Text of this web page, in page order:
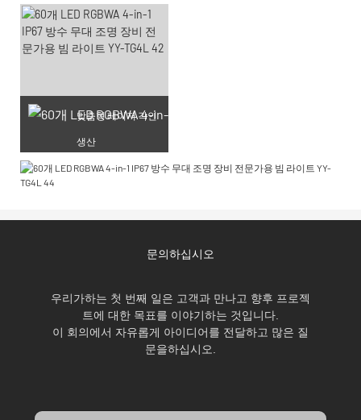
맞춤형 레이저 각인
생산
문의하십시오
우리가하는 첫 번째 일은 고객과 만나고 향후 프로젝
트에 대한 목표를 이야기하는 것입니다.
이 회의에서 자유롭게 아이디어를 전달하고 많은 질
문을하십시오.